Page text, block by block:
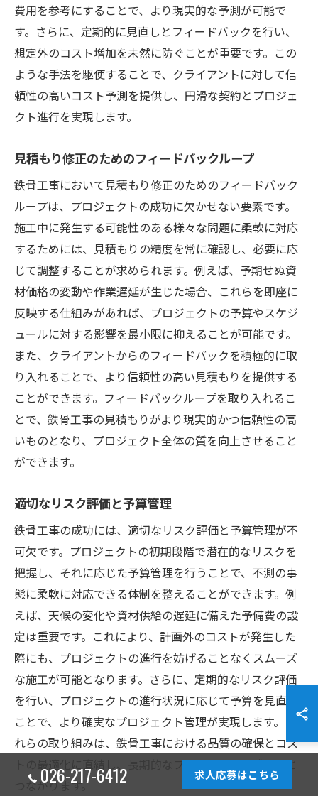
費用を参考にすることで、より現実的な予測が可能で
す。さらに、定期的に見直しとフィードバックを行い、
想定外のコスト増加を未然に防ぐことが重要です。この
ような手法を駆使することで、クライアントに対して信
頼性の高いコスト予測を提供し、円滑な契約とプロジェ
クト進行を実現します。
見積もり修正のためのフィードバックループ
鉄骨工事において見積もり修正のためのフィードバック
ループは、プロジェクトの成功に欠かせない要素です。
施工中に発生する可能性のある様々な問題に柔軟に対応
するためには、見積もりの精度を常に確認し、必要に応
じて調整することが求められます。例えば、予期せぬ資
材価格の変動や作業遅延が生じた場合、これらを即座に
反映する仕組みがあれば、プロジェクトの予算やスケジ
ュールに対する影響を最小限に抑えることが可能です。
また、クライアントからのフィードバックを積極的に取
り入れることで、より信頼性の高い見積もりを提供する
ことができます。フィードバックループを取り入れるこ
とで、鉄骨工事の見積もりがより現実的かつ信頼性の高
いものとなり、プロジェクト全体の質を向上させること
ができます。
適切なリスク評価と予算管理
鉄骨工事の成功には、適切なリスク評価と予算管理が不
可欠です。プロジェクトの初期段階で潜在的なリスクを
把握し、それに応じた予算管理を行うことで、不測の事
態に柔軟に対応できる体制を整えることができます。例
えば、天候の変化や資材供給の遅延に備えた予備費の設
定は重要です。これにより、計画外のコストが発生した
際にも、プロジェクトの進行を妨げることなくスムーズ
な施工が可能となります。さらに、定期的なリスク評価
を行い、プロジェクトの進行状況に応じて予算を見直す
ことで、より確実なプロジェクト管理が実現します。こ
れらの取り組みは、鉄骨工事における品質の確保とコス
トの最適化に直結し、長期的なプロジェクトの成功へと
つながります。
026-217-6412 求人応募はこちら